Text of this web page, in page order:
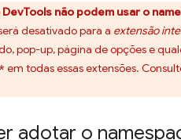
não podem usar o
desativado para a extensão
pop-up, página de opções e
em todas essas extensões.
adotar o